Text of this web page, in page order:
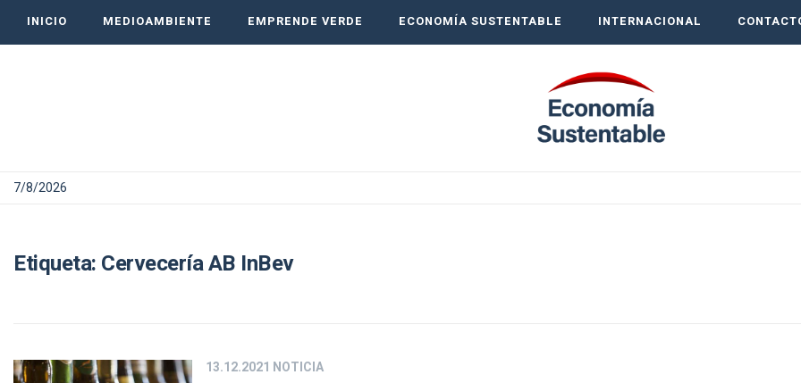
INICIO MEDIOAMBIENTE EMPRENDE VERDE ECONOMÍA SUSTENTABLE INTERNACIONAL
7/8/2026
Etiqueta: Cervecería AB InBev
13.12.2021 NOTICIA